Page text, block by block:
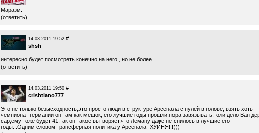
Маразм.
(ответить)
14.03.2011 19:52 #
shsh
интересно будет посмотреть конечно на него , но не более
(ответить)
14.03.2011 19:50 #
crishtiano777
Это не только безысходность,это просто люди в структуре Арсенала с пулей в голове, взять хоть
чемпионат германии он там как мешок, его лучшие годы прошли,пора завязывать,толи дело Ван
сар,ему тоже будет 41,так он такое вытворяет,что Леману даже не снилось в лучшие его
годы...Одним словом трансферная политика у Арсенала -ХУЙНЯ!!!)))